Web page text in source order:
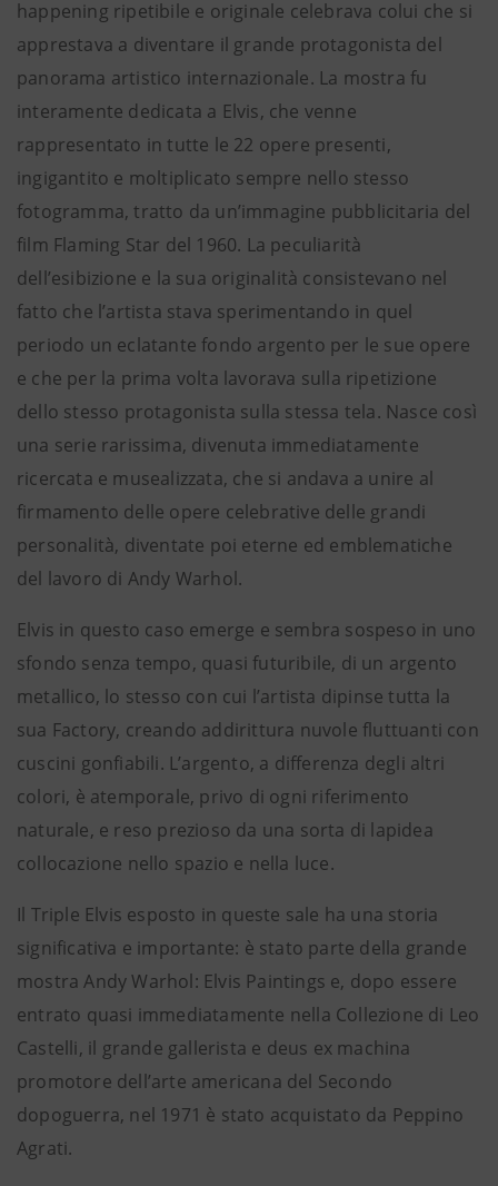
happening ripetibile e originale celebrava colui che si
apprestava a diventare il grande protagonista del
panorama artistico internazionale. La mostra fu
interamente dedicata a Elvis, che venne
rappresentato in tutte le 22 opere presenti,
ingigantito e moltiplicato sempre nello stesso
fotogramma, tratto da un’immagine pubblicitaria del
film Flaming Star del 1960. La peculiarità
dell’esibizione e la sua originalità consistevano nel
fatto che l’artista stava sperimentando in quel
periodo un eclatante fondo argento per le sue opere
e che per la prima volta lavorava sulla ripetizione
dello stesso protagonista sulla stessa tela. Nasce così
una serie rarissima, divenuta immediatamente
ricercata e musealizzata, che si andava a unire al
firmamento delle opere celebrative delle grandi
personalità, diventate poi eterne ed emblematiche
del lavoro di Andy Warhol.
Elvis in questo caso emerge e sembra sospeso in uno
sfondo senza tempo, quasi futuribile, di un argento
metallico, lo stesso con cui l’artista dipinse tutta la
sua Factory, creando addirittura nuvole fluttuanti con
cuscini gonfiabili. L’argento, a differenza degli altri
colori, è atemporale, privo di ogni riferimento
naturale, e reso prezioso da una sorta di lapidea
collocazione nello spazio e nella luce.
Il Triple Elvis esposto in queste sale ha una storia
significativa e importante: è stato parte della grande
mostra Andy Warhol: Elvis Paintings e, dopo essere
entrato quasi immediatamente nella Collezione di Leo
Castelli, il grande gallerista e deus ex machina
promotore dell’arte americana del Secondo
dopoguerra, nel 1971 è stato acquistato da Peppino
Agrati.